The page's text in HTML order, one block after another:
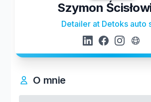
Szymon
Detailer at Detoks auto
O mnie